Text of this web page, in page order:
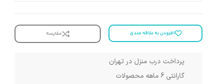
افزودن به علاقه مندی مقایسه
پرداخت درب منزل در تهران
گارانتی 6 ماهه محصولات